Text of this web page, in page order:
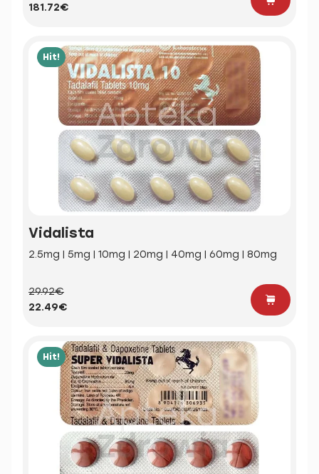
181.72€
Hit!
Vidalista
2.5mg | 5mg | 10mg | 20mg | 40mg | 60mg | 80mg
29.92€
22.49€
Hit!